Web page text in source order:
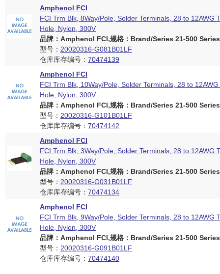
Amphenol FCI
FCI Trm Blk, 8Way/Pole, Solder Terminals, 28 to 12AWG
Hole, Nylon, 300V
品牌：Amphenol FCI,规格：Brand/Series 21-500
型号： 20020316-G081B01LF
仓库库存编号： 70474139
Amphenol FCI
FCI Trm Blk, 10Way/Pole, Solder Terminals, 28 to
Hole, Nylon, 300V
品牌：Amphenol FCI,规格：Brand/Series 21-500
型号： 20020316-G101B01LF
仓库库存编号： 70474142
Amphenol FCI
FCI Trm Blk, 3Way/Pole, Solder Terminals, 28 to 12AWG
Hole, Nylon, 300V
品牌：Amphenol FCI,规格：Brand/Series 21-500
型号： 20020316-G031B01LF
仓库库存编号： 70474134
Amphenol FCI
FCI Trm Blk, 9Way/Pole, Solder Terminals, 28 to 12AWG
Hole, Nylon, 300V
品牌：Amphenol FCI,规格：Brand/Series 21-500
型号： 20020316-G091B01LF
仓库库存编号： 70474140